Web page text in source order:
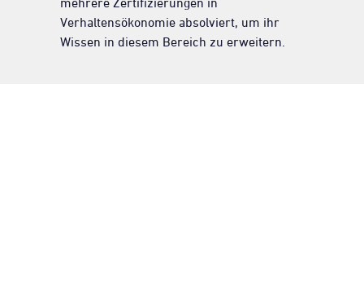
Verhaltensökonomie absolviert, um ihr
Wissen in diesem Bereich zu erweitern.